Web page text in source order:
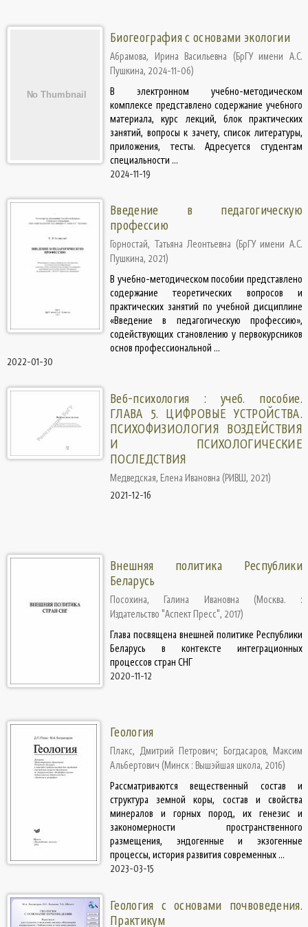
Биогеография с основами экологии
Абрамова, Ирина Васильевна (БрГУ имени А.С.
Пушкина, 2024-11-06)
В электронном учебно-методическом
комплексе представлено содержание учебного
материала, курс лекций, блок практических
занятий, вопросы к зачету, список литературы,
приложения, тесты. Адресуется студентам
специальности ...
2024-11-19
Введение в педагогическую
профессию
Горностай, Татьяна Леонтьевна (БрГУ имени А.С.
Пушкина, 2021)
В учебно-методическом пособии представлено
содержание теоретических вопросов и
практических занятий по учебной дисциплине
«Введение в педагогическую профессию»,
содействующих становлению у первокурсников
основ профессиональной ...
2022-01-30
Веб-психология : учеб. пособие.
ГЛАВА 5. ЦИФРОВЫЕ УСТРОЙСТВА.
ПСИХОФИЗИОЛОГИЯ ВОЗДЕЙСТВИЯ
И ПСИХОЛОГИЧЕСКИЕ
ПОСЛЕДСТВИЯ
Медведская, Елена Ивановна (РИВШ, 2021)
2021-12-16
Внешняя политика Республики
Беларусь
Посохина, Галина Ивановна (Москва. :
Издательство "Аспект Пресс", 2017)
Глава посвящена внешней политике Республики
Беларусь в контексте интеграционных
процессов стран СНГ
2020-11-12
Геология
Плакс, Дмитрий Петрович; Богдасаров, Максим
Альбертович (Минск : Вышэйшая школа, 2016)
Рассматриваются вещественный состав и
структура земной коры, состав и свойства
минералов и горных пород, их генезис и
закономерности пространственного
размещения, эндогенные и экзогенные
процессы, история развития современных ...
2023-03-15
Геология с основами почвоведения.
Практикум